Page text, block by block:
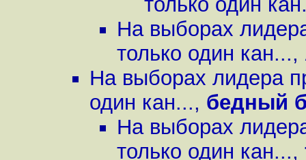
На выборах
только один кан...,
На выборах лидера
один кан..., бедный
На выборах
только один кан...,